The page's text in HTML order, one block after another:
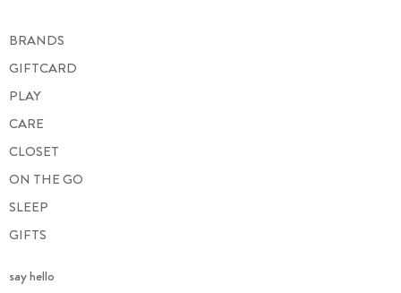
BRANDS
GIFTCARD
PLAY
CARE
CLOSET
ON THE GO
SLEEP
GIFTS
say hello